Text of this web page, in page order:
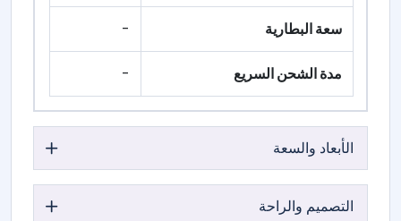
سعة البطارية -
مدة الشحن السريع -
الأبعاد والسعة
التصميم والراحة